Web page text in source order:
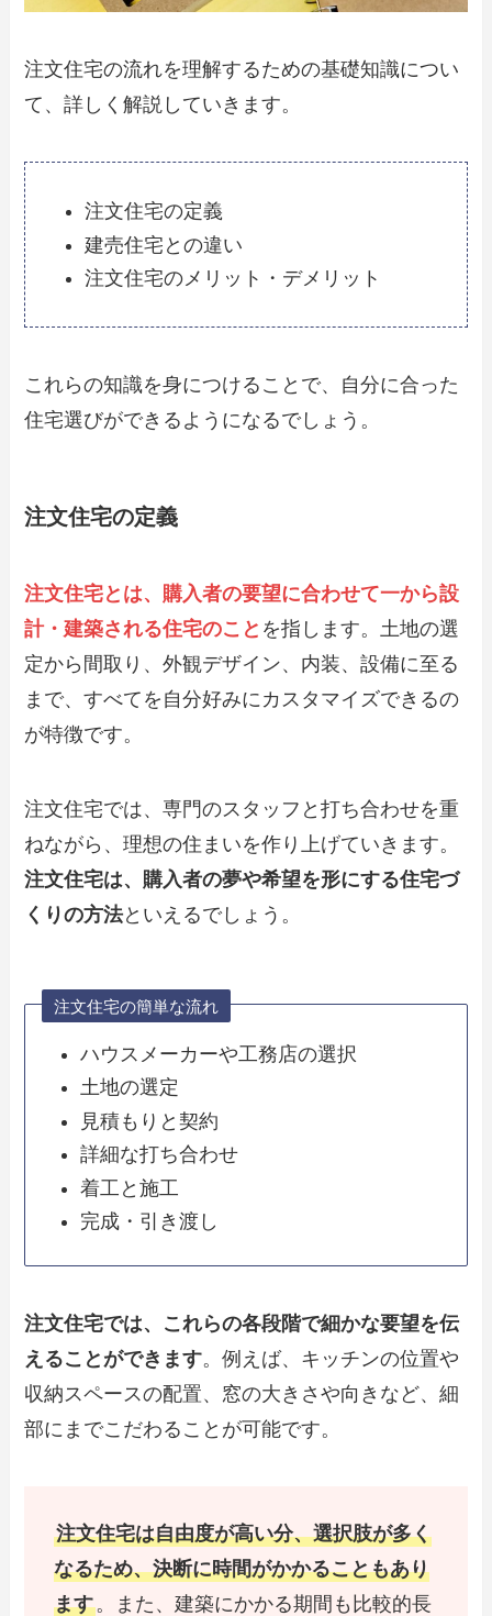
注文住宅の流れを理解するための基礎知識につい
て、詳しく解説していきます。
注文住宅の定義
建売住宅との違い
注文住宅のメリット・デメリット
これらの知識を身につけることで、自分に合った
住宅選びができるようになるでしょう。
注文住宅の定義
注文住宅とは、購入者の要望に合わせて一から設
計・建築される住宅のこと を指します。土地の選
定から間取り、外観デザイン、内装、設備に至る
まで、すべてを自分好みにカスタマイズできるの
が特徴です。
注文住宅では、専門のスタッフと打ち合わせを重
ねながら、理想の住まいを作り上げていきます。
注文住宅は、購入者の夢や希望を形にする住宅づ
くりの方法といえるでしょう。
注文住宅の簡単な流れ
ハウスメーカーや工務店の選択
土地の選定
見積もりと契約
詳細な打ち合わせ
着工と施工
完成・引き渡し
注文住宅では、これらの各段階で細かな要望を伝
えることができます。例えば、キッチンの位置や
収納スペースの配置、窓の大きさや向きなど、細
部にまでこだわることが可能です。
注文住宅は自由度が高い分、選択肢が多く
なるため、決断に時間がかかることもあり
ます。また、建築にかかる期間も比較的長